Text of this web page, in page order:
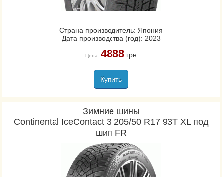
Страна производитель: Япония
Дата производства (год): 2023
Цена: 4888грн
Купить
Зимние шины
Continental IceContact 3 205/50 R17 93T XL под
шип FR